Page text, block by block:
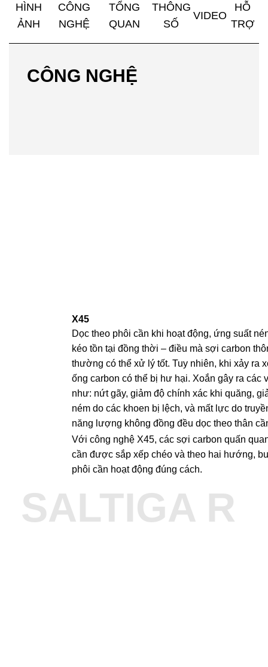
HÌNH
ẢNH
CÔNG
NGHỆ
TỔNG
QUAN
THÔNG
SỐ
VIDEO
HỖ
TRỢ
CÔNG NGHỆ
X45
Dọc theo phôi cần khi hoạt động, ứng suất
kéo tồn tại đồng thời – điều mà sợi carbon
thường có thể xử lý tốt. Tuy nhiên, khi xảy ra
ống carbon có thể bị hư hại. Xoắn gây ra các
như: nứt gãy, giảm độ chính xác khi quăng,
ném do các khoen bị lệch, và mất lực do
năng lượng không đồng đều dọc theo thân
Với công nghệ X45, các sợi carbon quấn
cần được sắp xếp chéo và theo hai hướng,
phôi cần hoạt động đúng cách.
SALTIGA R